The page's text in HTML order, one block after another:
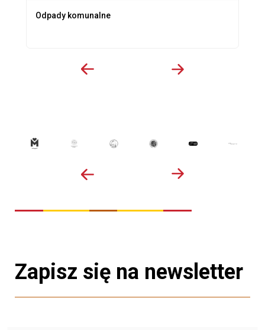
Odpady komunalne
Zapisz się na newsletter